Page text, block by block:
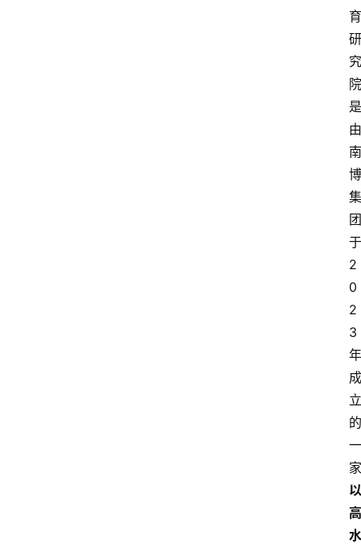
育
研
究
院
是
由
南
博
集
团
于
2
0
2
3
年
成
立
的
一
家
以
高
水